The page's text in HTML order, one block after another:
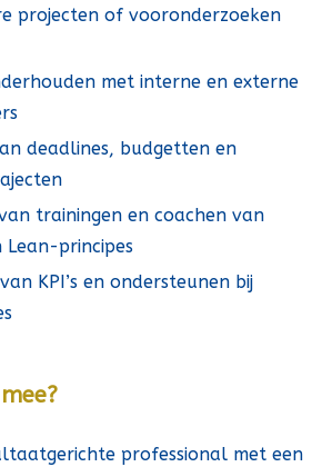
projecten of vooronderzoeken
met interne en externe
deadlines, budgetten en
trainingen en coachen van
Lean-principes
KPI’s en ondersteunen bij
professional met een